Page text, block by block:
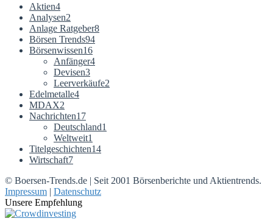
Aktien4
Analysen2
Anlage Ratgeber8
Börsen Trends94
Börsenwissen16
Anfänger4
Devisen3
Leerverkäufe2
Edelmetalle4
MDAX2
Nachrichten17
Deutschland1
Weltweit1
Titelgeschichten14
Wirtschaft7
© Boersen-Trends.de | Seit 2001 Börsenberichte und Aktientrends.
Impressum | Datenschutz
Unsere Empfehlung